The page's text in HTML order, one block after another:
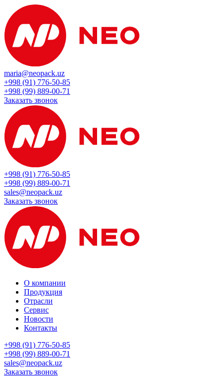
maria@neopack.uz
+998 (91) 776-50-85
+998 (99) 889-00-71
Заказать звонок
+998 (91) 776-50-85
+998 (99) 889-00-71
sales@neopack.uz
Заказать звонок
О компании
Продукция
Отрасли
Сервис
Новости
Контакты
+998 (91) 776-50-85
+998 (99) 889-00-71
sales@neopack.uz
Заказать звонок